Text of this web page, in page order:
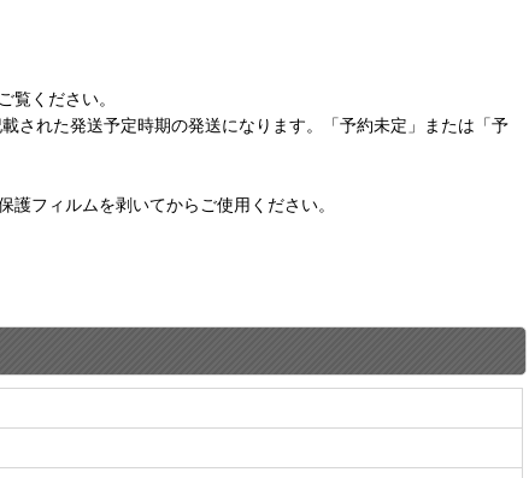
覧ください。
された発送予定時期の発送になります。「予約未定」または「予
フィルムを剥いてからご使用ください。